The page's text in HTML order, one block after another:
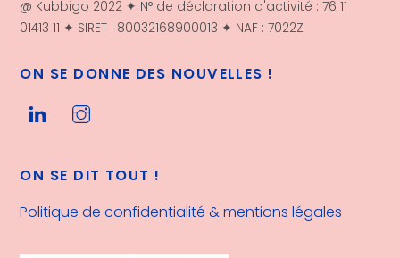
@ Kubbigo 2022 ✦ N° de déclaration d'activité : 76 11
01413 11 ✦ SIRET : 80032168900013 ✦ NAF : 7022Z
ON SE DONNE DES NOUVELLES !
ON SE DIT TOUT !
Politique de confidentialité & mentions légales